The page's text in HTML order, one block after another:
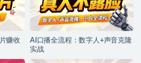
赚收
AI口播全流程：数字人+声音克隆
实战